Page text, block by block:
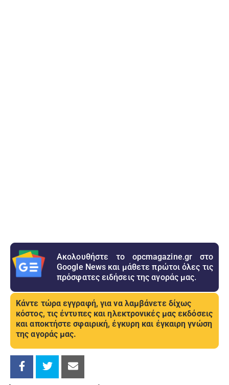
Ακολουθήστε το opcmagazine.gr στο
Google News και μάθετε πρώτοι όλες τις
πρόσφατες ειδήσεις της αγοράς μας.
Κάντε τώρα εγγραφή, για να λαμβάνετε δίχως
κόστος, τις έντυπες και ηλεκτρονικές μας εκδόσεις
και αποκτήστε σφαιρική, έγκυρη και έγκαιρη γνώση
της αγοράς μας.